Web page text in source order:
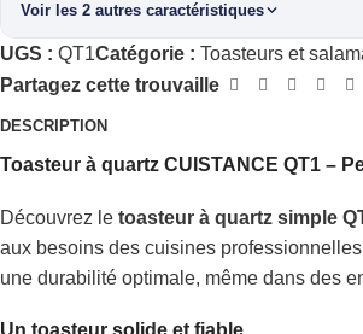
Voir les 2 autres caractéristiques
UGS : QT1Catégorie : Toasteurs et
Partagez cette trouvaille
DESCRIPTION
Toasteur à quartz CUISTANCE QT1 –
Découvrez le toasteur à quartz simple
aux besoins des cuisines
une durabilité optimale, même dans des
Un toasteur solide et fiable